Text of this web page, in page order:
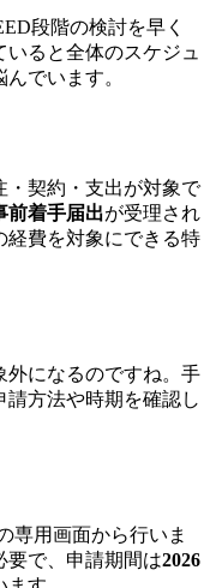
段階の検討を早く
ると全体のスケジュ
でいます。
・契約・支出が対象で
前着手届出が受理され
経費を対象にできる特
外になるのですね。手
方法や時期を確認し
専用画面から行いま
要で、申請期間は2026